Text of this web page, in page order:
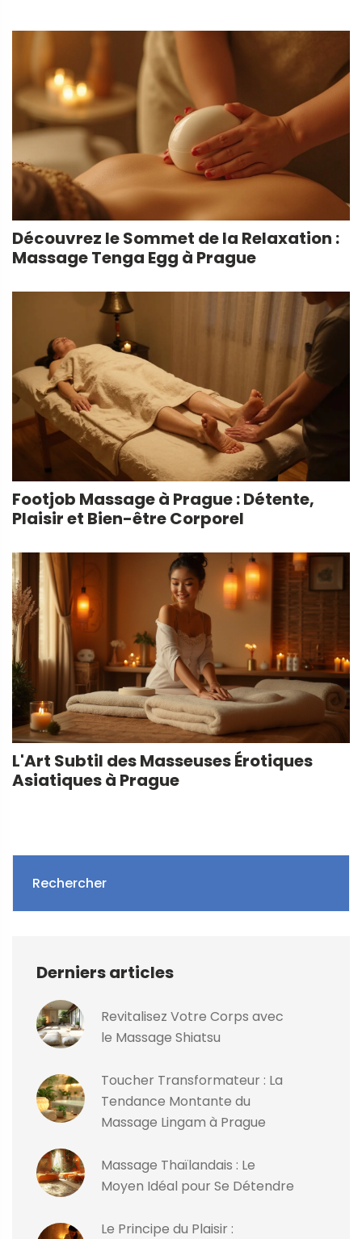
Découvrez le Sommet de la Relaxation :
Massage Tenga Egg à Prague
Footjob Massage à Prague : Détente,
Plaisir et Bien-être Corporel
L'Art Subtil des Masseuses Érotiques
Asiatiques à Prague
Rechercher
Derniers articles
Revitalisez Votre Corps avec
le Massage Shiatsu
Toucher Transformateur : La
Tendance Montante du
Massage Lingam à Prague
Massage Thaïlandais : Le
Moyen Idéal pour Se Détendre
Le Principe du Plaisir :